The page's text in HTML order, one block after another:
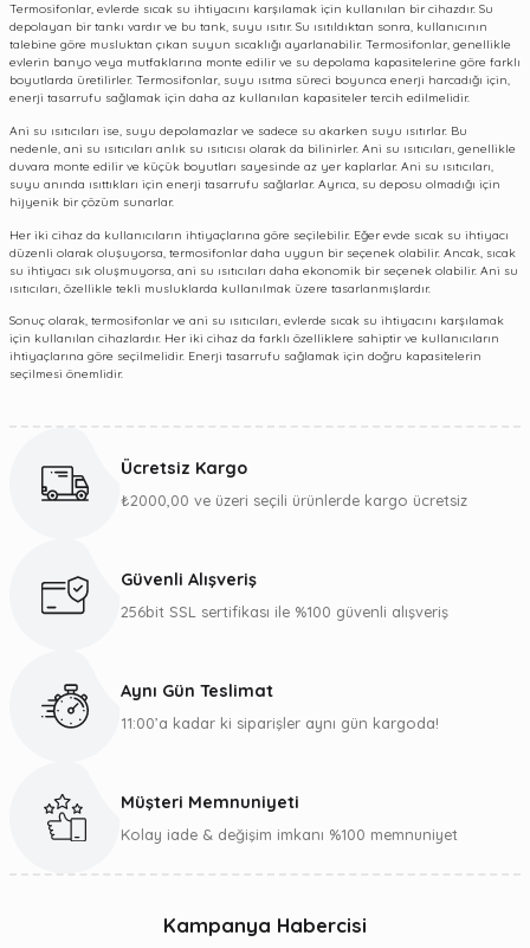
Termosifonlar, evlerde sıcak su ihtiyacını karşılamak için kullanılan bir cihazdır. Su
depolayan bir tankı vardır ve bu tank, suyu ısıtır. Su ısıtıldıktan sonra, kullanıcının
talebine göre musluktan çıkan suyun sıcaklığı ayarlanabilir. Termosifonlar, genellikle
evlerin banyo veya mutfaklarına monte edilir ve su depolama kapasitelerine göre farklı
boyutlarda üretilirler. Termosifonlar, suyu ısıtma süreci boyunca enerji harcadığı için,
enerji tasarrufu sağlamak için daha az kullanılan kapasiteler tercih edilmelidir.
Ani su ısıtıcıları ise, suyu depolamazlar ve sadece su akarken suyu ısıtırlar. Bu
nedenle, ani su ısıtıcıları anlık su ısıtıcısı olarak da bilinirler. Ani su ısıtıcıları, genellikle
duvara monte edilir ve küçük boyutları sayesinde az yer kaplarlar. Ani su ısıtıcıları,
suyu anında ısıttıkları için enerji tasarrufu sağlarlar. Ayrıca, su deposu olmadığı için
hijyenik bir çözüm sunarlar.
Her iki cihaz da kullanıcıların ihtiyaçlarına göre seçilebilir. Eğer evde sıcak su ihtiyacı
düzenli olarak oluşuyorsa, termosifonlar daha uygun bir seçenek olabilir. Ancak, sıcak
su ihtiyacı sık oluşmuyorsa, ani su ısıtıcıları daha ekonomik bir seçenek olabilir. Ani su
ısıtıcıları, özellikle tekli musluklarda kullanılmak üzere tasarlanmışlardır.
Sonuç olarak, termosifonlar ve ani su ısıtıcıları, evlerde sıcak su ihtiyacını karşılamak
için kullanılan cihazlardır. Her iki cihaz da farklı özelliklere sahiptir ve kullanıcıların
ihtiyaçlarına göre seçilmelidir. Enerji tasarrufu sağlamak için doğru kapasitelerin
seçilmesi önemlidir.
Ücretsiz Kargo
₺2000,00 ve üzeri seçili ürünlerde kargo ücretsiz
Güvenli Alışveriş
256bit SSL sertifikası ile %100 güvenli alışveriş
Aynı Gün Teslimat
11:00’a kadar ki siparişler aynı gün kargoda!
Müşteri Memnuniyeti
Kolay iade & değişim imkanı %100 memnuniyet
Kampanya Habercisi